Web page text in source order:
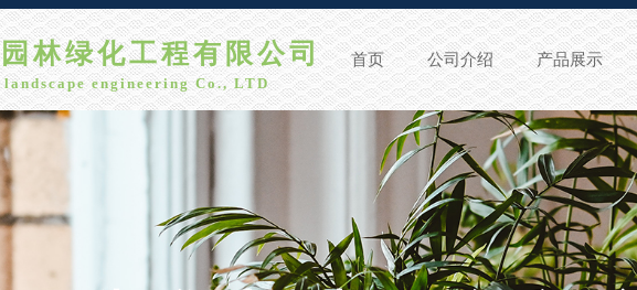
林绿化工程有限公司​​​
engineering Co., LTD
首页 公司介绍 产品展示